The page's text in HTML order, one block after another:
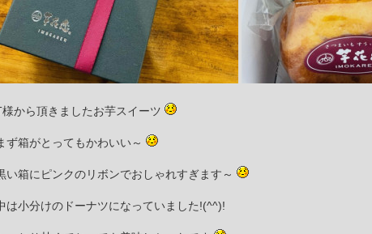
様から頂きましたお芋スイーツ
ず箱がとってもかわいい～
い箱にピンクのリボンでおしゃれすぎます～
は小分けのドーナツになっていました!(^^)!